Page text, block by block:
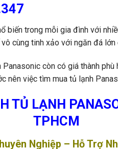
biến trong mỗi gia đình với
cùng tinh xảo với ngăn đá
còn có giá thành
nên việc tìm mua tủ lạnh
TỦ LẠNH
TPHCM
Nghiệp – Hỗ Trợ